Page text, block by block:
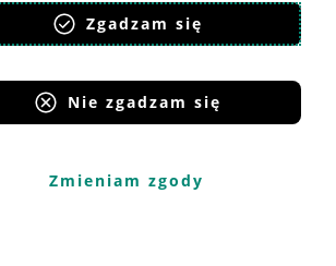
Zgadzam się
Nie zgadzam się
Zmieniam zgody